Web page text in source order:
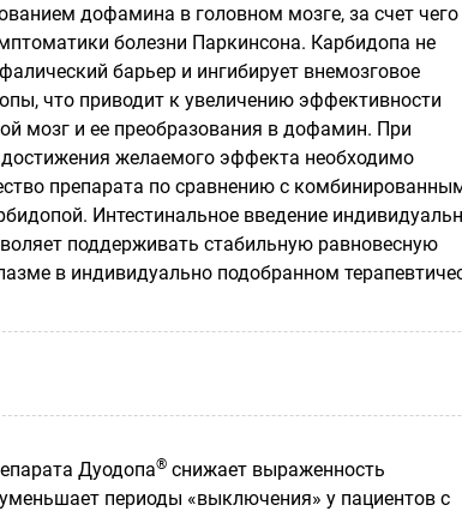
дофамина в головном мозге, за счет чего
болезни Паркинсона. Карбидопа не
барьер и ингибирует внемозговое
что приводит к увеличению эффективности
мозг и ее преобразования в дофамин. При
желаемого эффекта необходимо
препарата по сравнению с
Интестинальное введение
поддерживать стабильную равновесную
в индивидуально подобранном
Дуодопа®снижает выраженность
периоды «выключения» у пациентов с